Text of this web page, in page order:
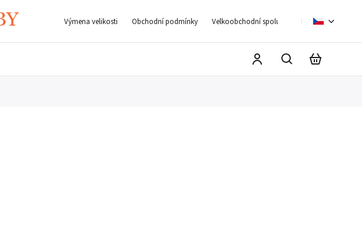
Výmena velikosti Obchodní podmínky Velkoobchodní spolupráce Moje